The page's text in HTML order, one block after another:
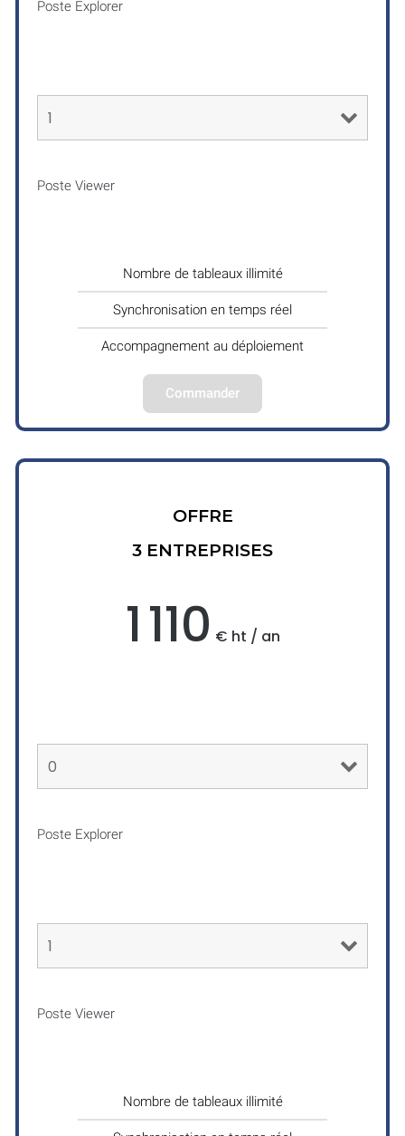
Poste Explorer
Poste Viewer
Nombre de tableaux illimité
Synchronisation en temps réel
Accompagnement au déploiement
Commander
OFFRE
3 ENTREPRISES
1 110 € ht / an
Poste Explorer
Poste Viewer
Nombre de tableaux illimité